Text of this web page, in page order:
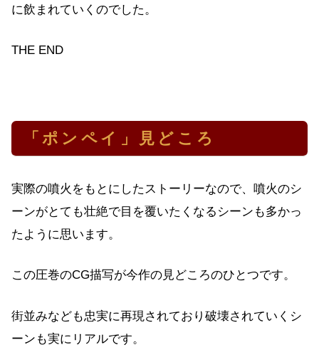
に飲まれていくのでした。
THE END
「ポンペイ」見どころ
実際の噴火をもとにしたストーリーなので、噴火のシ
ーンがとても壮絶で目を覆いたくなるシーンも多かっ
たように思います。
この圧巻のCG描写が今作の見どころのひとつです。
街並みなども忠実に再現されており破壊されていくシ
ーンも実にリアルです。